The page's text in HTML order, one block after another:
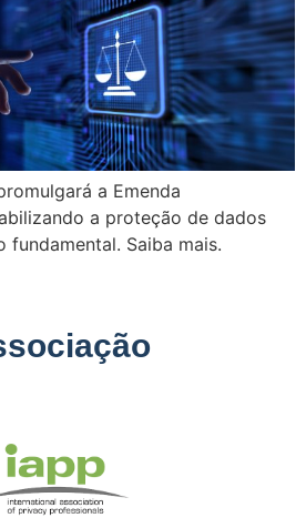
a Emenda
a proteção de dados
fundamental. Saiba mais.